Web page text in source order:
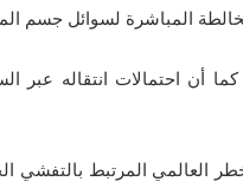
المباشرة لسوائل جسم
أن احتمالات انتقاله عبر
العالمي المرتبط بالتفشي